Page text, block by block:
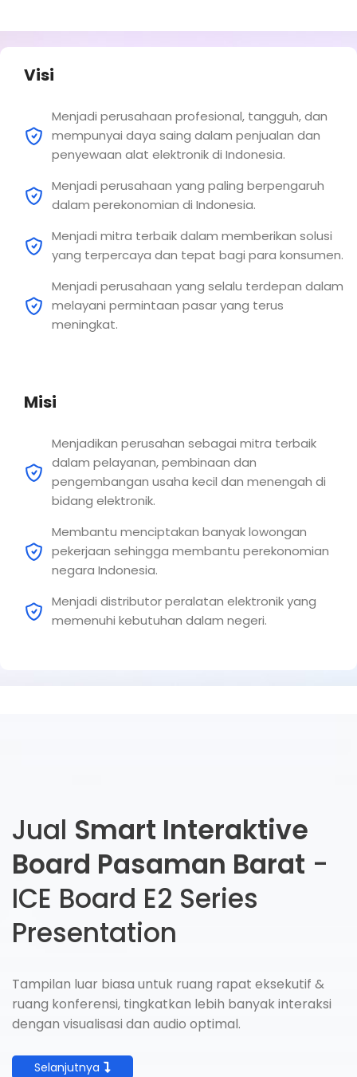
Visi
Menjadi perusahaan profesional, tangguh, dan
mempunyai daya saing dalam penjualan dan
penyewaan alat elektronik di Indonesia.
Menjadi perusahaan yang paling berpengaruh
dalam perekonomian di Indonesia.
Menjadi mitra terbaik dalam memberikan solusi
yang terpercaya dan tepat bagi para konsumen.
Menjadi perusahaan yang selalu terdepan dalam
melayani permintaan pasar yang terus
meningkat.
Misi
Menjadikan perusahan sebagai mitra terbaik
dalam pelayanan, pembinaan dan
pengembangan usaha kecil dan menengah di
bidang elektronik.
Membantu menciptakan banyak lowongan
pekerjaan sehingga membantu perekonomian
negara Indonesia.
Menjadi distributor peralatan elektronik yang
memenuhi kebutuhan dalam negeri.
Jual Smart Interaktive
Board Pasaman Barat -
ICE Board E2 Series
Presentation
Tampilan luar biasa untuk ruang rapat eksekutif &
ruang konferensi, tingkatkan lebih banyak interaksi
dengan visualisasi dan audio optimal.
Selanjutnya